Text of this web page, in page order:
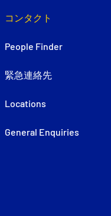
コンタクト
People Finder
緊急連絡先
Locations
General Enquiries